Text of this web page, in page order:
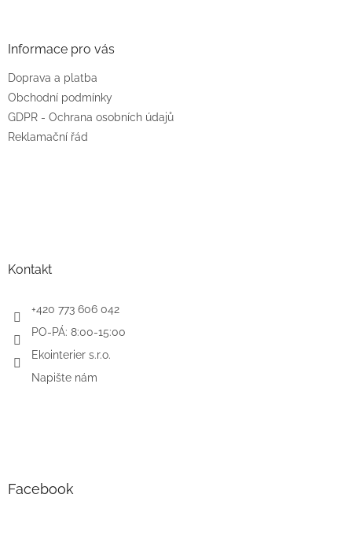
Informace pro vás
Doprava a platba
Obchodní podmínky
GDPR - Ochrana osobních údajů
Reklamační řád
Kontakt
+420 773 606 042
PO-PÁ: 8:00-15:00
Ekointerier s.r.o.
Napište nám
Facebook